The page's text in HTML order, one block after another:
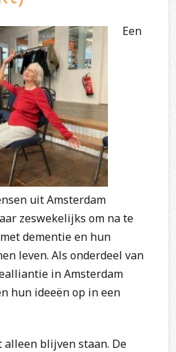
Een
uit Amsterdam
zeswekelijks om na te
dementie en hun
leven. Als onderdeel van
in Amsterdam
hun ideeën op in een
blijven staan. De